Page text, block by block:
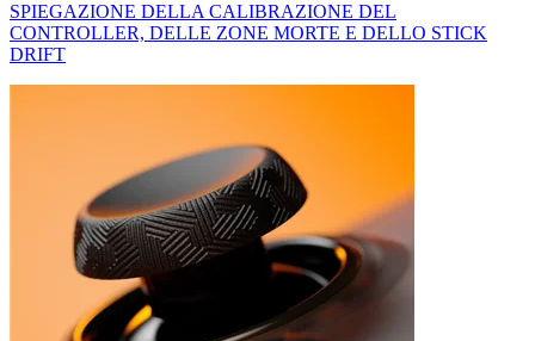
SPIEGAZIONE DELLA CALIBRAZIONE DEL
CONTROLLER, DELLE ZONE MORTE E DELLO STICK
DRIFT